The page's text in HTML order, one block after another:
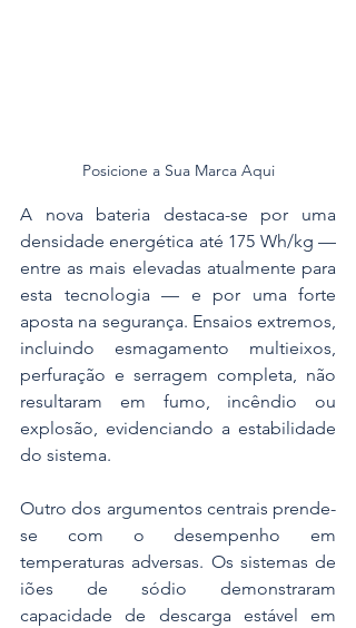
Posicione a Sua Marca Aqui
A nova bateria destaca-se por uma
densidade energética até 175 Wh/kg —
entre as mais elevadas atualmente para
esta tecnologia — e por uma forte
aposta na segurança. Ensaios extremos,
incluindo esmagamento multieixos,
perfuração e serragem completa, não
resultaram em fumo, incêndio ou
explosão, evidenciando a estabilidade
do sistema.
Outro dos argumentos centrais prende-
se com o desempenho em
temperaturas adversas. Os sistemas de
iões de sódio demonstraram
capacidade de descarga estável em